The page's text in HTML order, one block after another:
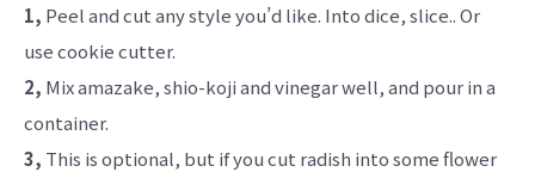
1, Peel and cut any style you’d like. Into dice, slice.. Or
use cookie cutter.
2, Mix amazake, shio-koji and vinegar well, and pour in a
container.
3, This is optional, but if you cut radish into some flower